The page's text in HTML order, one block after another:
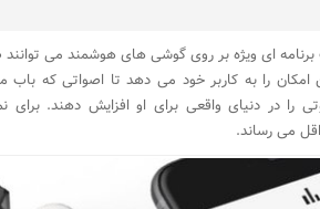
ای ویژه بر روی گوشی های هوشمند می
امکان را به کاربر خود می دهد تا اصواتی که باب
را در دنیای واقعی برای او افزایش دهند.
می رساند.